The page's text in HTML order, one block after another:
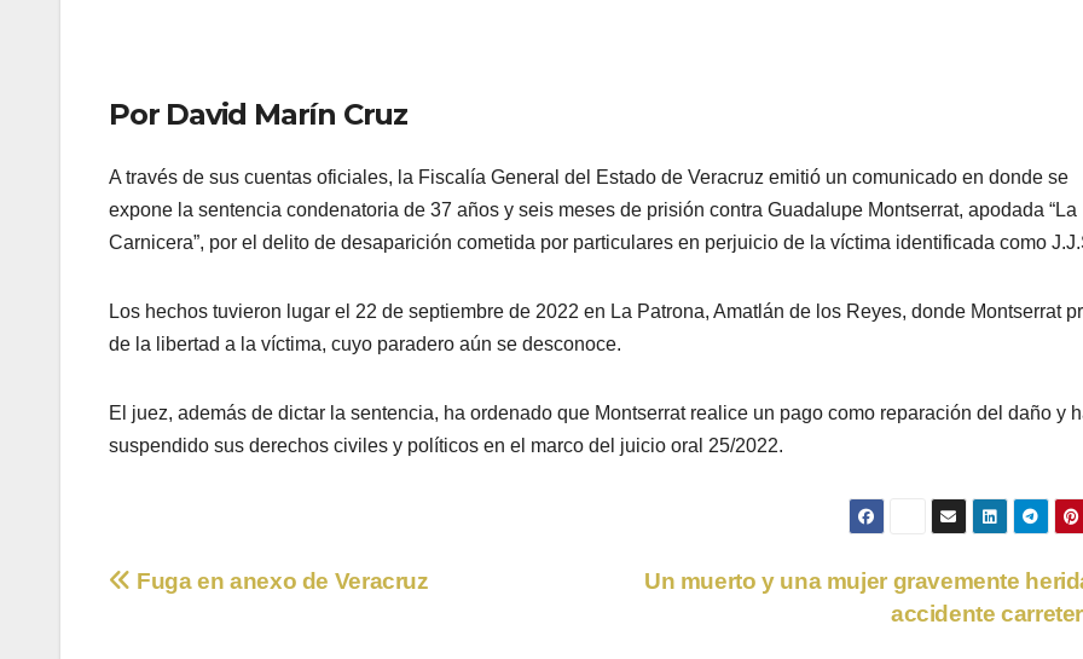
Por David Marín Cruz
A través de sus cuentas oficiales, la Fiscalía General del Estado de Veracruz emitió un comunicado en donde se
expone la sentencia condenatoria de 37 años y seis meses de prisión contra Guadalupe Montserrat, apodada “La
Carnicera”, por el delito de desaparición cometida por particulares en perjuicio de la víctima identificada como
Los hechos tuvieron lugar el 22 de septiembre de 2022 en La Patrona, Amatlán de los Reyes, donde Montserrat
de la libertad a la víctima, cuyo paradero aún se desconoce.
El juez, además de dictar la sentencia, ha ordenado que Montserrat realice un pago como reparación del daño y
suspendido sus derechos civiles y políticos en el marco del juicio oral 25/2022.
Navegación
Un muerto y una mujer gravemente
accidente
Fuga en anexo de Veracruz